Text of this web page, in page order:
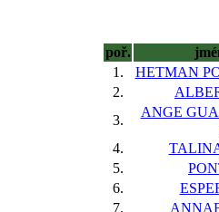
poř.
1.
HETMAN
2.
3.
ANGE
4.
5.
6.
7.